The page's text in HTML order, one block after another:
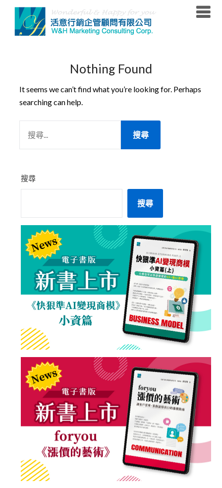
content
Nothing Found
It seems we can’t find what you’re looking for. Perhaps
searching can help.
關
字:
搜尋
搜尋